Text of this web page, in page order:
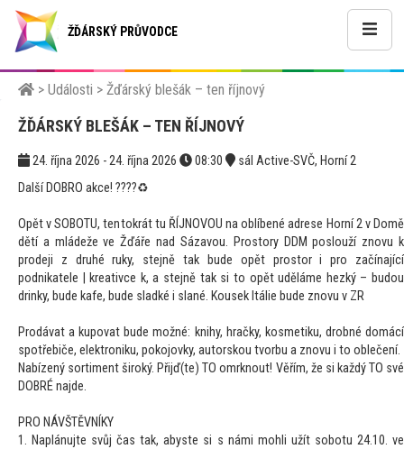
ŽĎÁRSKÝ PRŮVODCE
> Události > Žďárský blešák – ten říjnový
ŽĎÁRSKÝ BLEŠÁK – TEN ŘÍJNOVÝ
24. října 2026 - 24. října 2026 08:30
sál Active-SVČ, Horní 2
Další DOBRO akce! ????♻️
Opět v SOBOTU, tentokrát tu ŘÍJNOVOU na oblíbené adrese Horní 2 v Domě
dětí a mládeže ve Žďáře nad Sázavou. Prostory DDM poslouží znovu k
prodeji z druhé ruky, stejně tak bude opět prostor i pro začínající
podnikatele | kreativce k, a stejně tak si to opět uděláme hezký – budou
drinky, bude kafe, bude sladké i slané. Kousek Itálie bude znovu v ZR
Prodávat a kupovat bude možné: knihy, hračky, kosmetiku, drobné domácí
spotřebiče, elektroniku, pokojovky, autorskou tvorbu a znovu i to oblečení.
Nabízený sortiment široký. Přijď(te) TO omrknout! Věřím, že si každý TO své
DOBRÉ najde.
PRO NÁVŠTĚVNÍKY
1. Naplánujte svůj čas tak, abyste si s námi mohli užít sobotu 24.10. ve